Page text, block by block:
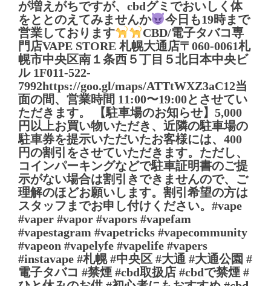
が増えがちですが、cbdグミでおいしく体
をととのえてみませんか
今日も19時まで
営業しております
CBD/電子タバコ専
門店VAPE STORE 札幌大通店〒060-0061札
幌市中央区南１条西５丁目５北日本中央ビ
ル 1F011-522-
7992https://goo.gl/maps/ATTtWXZ3aC12当
面の間、営業時間 11:00〜19:00とさせてい
ただきます。 【駐車場のお知らせ】5,000
円以上お買い物いただき、近隣の駐車場の
駐車券を提示いただいたお客様には、400
円の割引をさせていただきます。ただし、
コインパーキングなどで駐車証明書のご提
示がない場合は割引きできませんので、ご
理解のほどお願いします。割引希望の方は
スタッフまでお申し付けください。#vape
#vaper #vapor #vapors #vapefam
#vapestagram #vapetricks #vapecommunity
#vapeon #vapelyfe #vapelife #vapers
#instavape #札幌 #中央区 #大通 #大通公園 #
電子タバコ #禁煙 #cbd取扱店 #cbdで禁煙 #